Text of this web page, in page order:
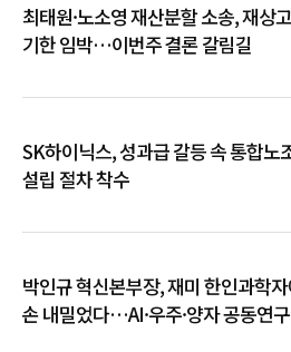
최태원·노소영 재산분할 소송, 재상고
기한 임박…이번주 결론 갈림길
SK하이닉스, 성과급 갈등 속 통합노
설립 절차 착수
박인규 혁신본부장, 재미 한인과학
손 내밀었다…AI·우주·양자 공동연구